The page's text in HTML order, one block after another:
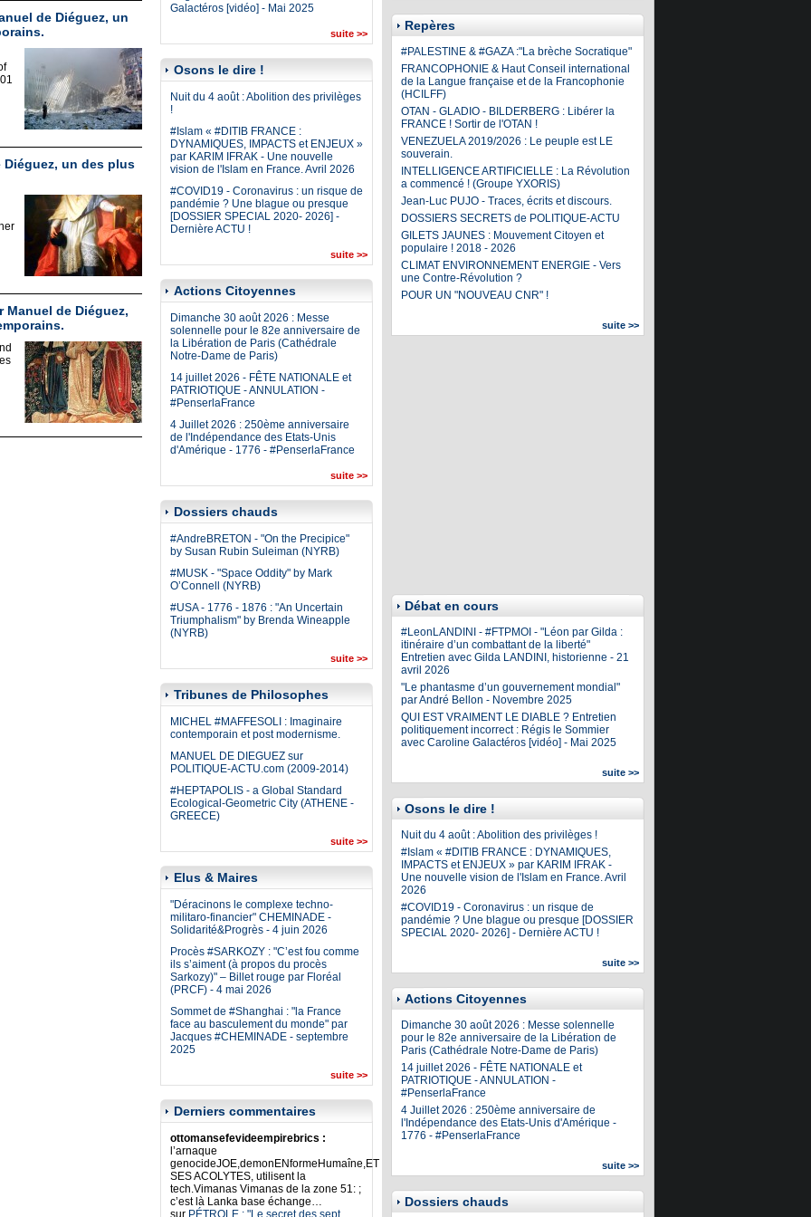
de Diéguez, un
un des plus
de Diéguez,
Galactéros [vidéo] - Mai 2025
suite >>
Osons le dire !
Nuit du 4 août : Abolition des privilèges
!
#Islam « #DITIB FRANCE :
DYNAMIQUES, IMPACTS et ENJEUX »
par KARIM IFRAK - Une nouvelle
vision de l'Islam en France. Avril 2026
#COVID19 - Coronavirus : un risque de
pandémie ? Une blague ou presque
[DOSSIER SPECIAL 2020- 2026] -
Dernière ACTU !
suite >>
Actions Citoyennes
Dimanche 30 août 2026 : Messe
solennelle pour le 82e anniversaire de
la Libération de Paris (Cathédrale
Notre-Dame de Paris)
14 juillet 2026 - FÊTE NATIONALE et
PATRIOTIQUE - ANNULATION -
#PenserlaFrance
4 Juillet 2026 : 250ème anniversaire
de l'Indépendance des Etats-Unis
d'Amérique - 1776 - #PenserlaFrance
suite >>
Dossiers chauds
#AndreBRETON - "On the Precipice"
by Susan Rubin Suleiman (NYRB)
#MUSK - "Space Oddity" by Mark
O’Connell (NYRB)
#USA - 1776 - 1876 : "An Uncertain
Triumphalism" by Brenda Wineapple
(NYRB)
suite >>
Tribunes de Philosophes
MICHEL #MAFFESOLI : Imaginaire
contemporain et post modernisme.
MANUEL DE DIEGUEZ sur
POLITIQUE-ACTU.com (2009-2014)
#HEPTAPOLIS - a Global Standard
Ecological-Geometric City (ATHENE -
GREECE)
suite >>
Elus & Maires
"Déracinons le complexe techno-
militaro-financier" CHEMINADE -
Solidarité&Progrès - 4 juin 2026
Procès #SARKOZY : "C’est fou comme
ils s’aiment (à propos du procès
Sarkozy)" – Billet rouge par Floréal
(PRCF) - 4 mai 2026
Sommet de #Shanghai : "la France
face au basculement du monde" par
Jacques #CHEMINADE - septembre
2025
suite >>
Derniers commentaires
ottomansefevideempirebrics :
l’arnaque
genocideJOE,demonENformeHumaîne,ET
SES ACOLYTES, utilisent la
tech.Vimanas Vimanas de la zone 51: ;
c’est là Lanka base échange…
sur PÉTROLE : "Le secret des sept
Repères
#PALESTINE & #GAZA :"La brèche Socratique"
FRANCOPHONIE & Haut Conseil international
de la Langue française et de la Francophonie
(HCILFF)
OTAN - GLADIO - BILDERBERG : Libérer la
FRANCE ! Sortir de l'OTAN !
VENEZUELA 2019/2026 : Le peuple est LE
souverain.
INTELLIGENCE ARTIFICIELLE : La Révolution
a commencé ! (Groupe YXORIS)
Jean-Luc PUJO - Traces, écrits et discours.
DOSSIERS SECRETS de POLITIQUE-ACTU
GILETS JAUNES : Mouvement Citoyen et
populaire ! 2018 - 2026
CLIMAT ENVIRONNEMENT ENERGIE - Vers
une Contre-Révolution ?
POUR UN "NOUVEAU CNR" !
suite >>
Débat en cours
#LeonLANDINI - #FTPMOI - "Léon par Gilda :
itinéraire d’un combattant de la liberté"
Entretien avec Gilda LANDINI, historienne - 21
avril 2026
"Le phantasme d’un gouvernement mondial"
par André Bellon - Novembre 2025
QUI EST VRAIMENT LE DIABLE ? Entretien
politiquement incorrect : Régis le Sommier
avec Caroline Galactéros [vidéo] - Mai 2025
suite >>
Osons le dire !
Nuit du 4 août : Abolition des privilèges !
#Islam « #DITIB FRANCE : DYNAMIQUES,
IMPACTS et ENJEUX » par KARIM IFRAK -
Une nouvelle vision de l'Islam en France. Avril
2026
#COVID19 - Coronavirus : un risque de
pandémie ? Une blague ou presque [DOSSIER
SPECIAL 2020- 2026] - Dernière ACTU !
suite >>
Actions Citoyennes
Dimanche 30 août 2026 : Messe solennelle
pour le 82e anniversaire de la Libération de
Paris (Cathédrale Notre-Dame de Paris)
14 juillet 2026 - FÊTE NATIONALE et
PATRIOTIQUE - ANNULATION -
#PenserlaFrance
4 Juillet 2026 : 250ème anniversaire de
l'Indépendance des Etats-Unis d'Amérique -
1776 - #PenserlaFrance
suite >>
Dossiers chauds